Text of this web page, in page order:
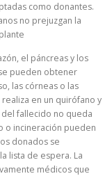
como donantes.
no prejuzgan la
el páncreas y los
pueden obtener
las córneas o las
en un quirófano y
fallecido no queda
o incineración pueden
donados se
lista de espera. La
médicos que